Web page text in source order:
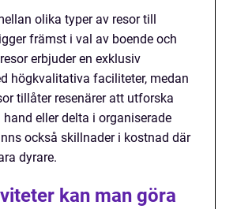
olika typer av resor till
främst i val av boende och
erbjuder en exklusiv
högkvalitativa faciliteter, medan
tillåter resenärer att utforska
hand eller delta i organiserade
också skillnader i kostnad där
dyrare.
kan man göra